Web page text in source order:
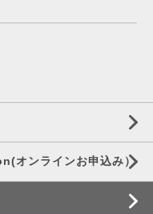
ンラインお申込み）